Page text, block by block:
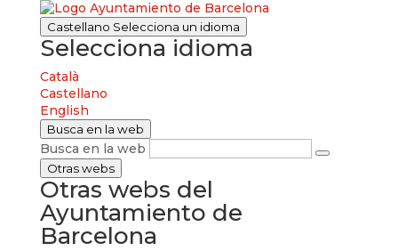
Castellano Selecciona un idioma
Selecciona idioma
Català
Castellano
English
Busca en la web
Busca en la web
Otras webs
Otras webs del
Ayuntamiento de
Barcelona